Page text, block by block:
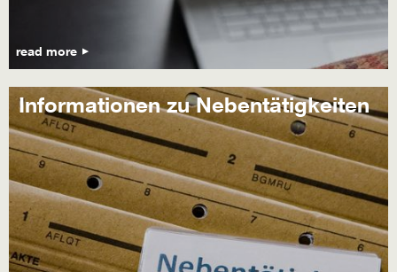
read more
Informationen zu Nebentätigkeiten